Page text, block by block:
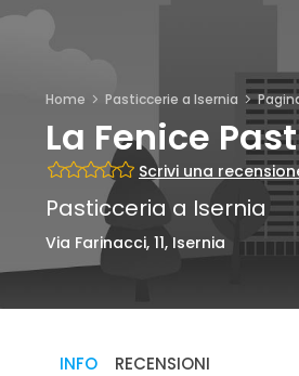
Home Pasticcerie a Isernia
La Fenice
Scrivi una
Pasticceria a Isernia
Via Farinacci, 11, Isernia
INFO RECENSIONI